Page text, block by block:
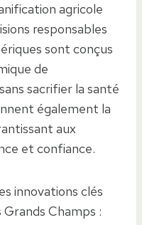
agricole
responsables
sont conçus
de
sacrifier la santé
également la
aux
et confiance.
innovations clés
Champs :